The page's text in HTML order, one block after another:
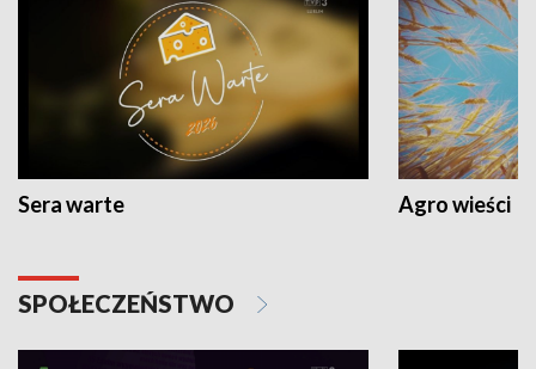
Sera warte Agro wieści
SPOŁECZEŃSTWO